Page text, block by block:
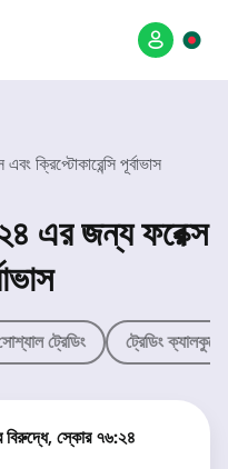
ক্রিপ্টোকারেন্সি পূর্বাভাস
এর জন্য ফরেক্স
ট্রেডিং ট্রেডিং
বিরুদ্ধে, স্কোর ৭৬:২৪